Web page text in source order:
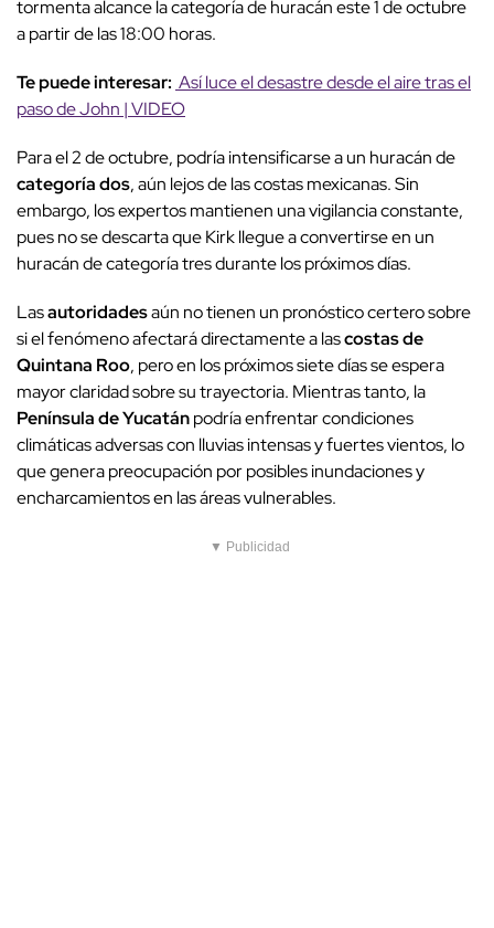
tormenta alcance la categoría de huracán este 1 de octubre
a partir de las 18:00 horas.
Te puede interesar: Así luce el desastre desde el aire tras el
paso de John | VIDEO
Para el 2 de octubre, podría intensificarse a un huracán de
categoría dos, aún lejos de las costas mexicanas. Sin
embargo, los expertos mantienen una vigilancia constante,
pues no se descarta que Kirk llegue a convertirse en un
huracán de categoría tres durante los próximos días.
Lasautoridadesaún no tienen un pronóstico certero sobre
si el fenómeno afectará directamente a lascostas de
Quintana Roo, pero en los próximos siete días se espera
mayor claridad sobre su trayectoria. Mientras tanto, la
Península de Yucatánpodría enfrentar condiciones
climáticas adversas con lluvias intensas y fuertes vientos, lo
que genera preocupación por posibles inundaciones y
encharcamientos en las áreas vulnerables.
▼ Publicidad